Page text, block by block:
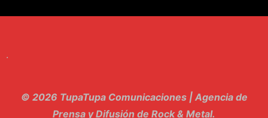
12. dolor - Piel
.
© 2026 TupaTupa Comunicaciones | Agencia de
Prensa y Difusión de Rock & Metal.